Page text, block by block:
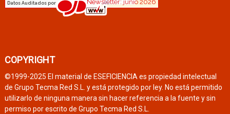
COPYRIGHT
©1999-2025 El material de ESEFICIENCIA es propiedad intelectual
de Grupo Tecma Red S.L. y está protegido por ley. No está permitido
utilizarlo de ninguna manera sin hacer referencia a la fuente y sin
permiso por escrito de Grupo Tecma Red S.L.